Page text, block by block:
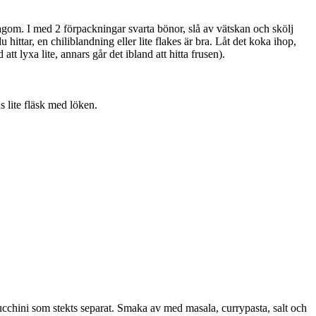
I med 2 förpackningar svarta bönor, slå av vätskan och skölj
hittar, en chiliblandning eller lite flakes är bra. Låt det koka ihop,
lyxa lite, annars går det ibland att hitta frusen).
lite fläsk med löken.
som stekts separat. Smaka av med masala, currypasta, salt och